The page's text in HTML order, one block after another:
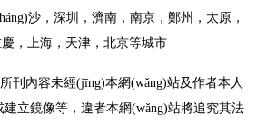
沙， 深圳
，濟南，南京，鄭州，太原，
， 上海 ， 天津 ， 北京等城市
刊內容未經(jīng)本網(wǎng)站及作者本人
立鏡像等，違者本網(wǎng)站將追究其法